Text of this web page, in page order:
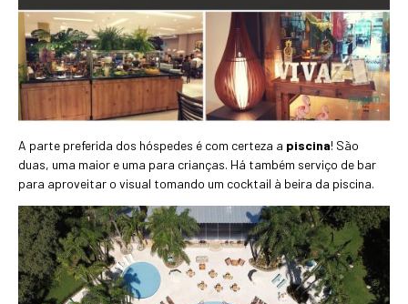
A parte preferida dos hóspedes é com certeza a piscina! São
duas, uma maior e uma para crianças. Há também serviço de bar
para aproveitar o visual tomando um cocktail à beira da piscina.